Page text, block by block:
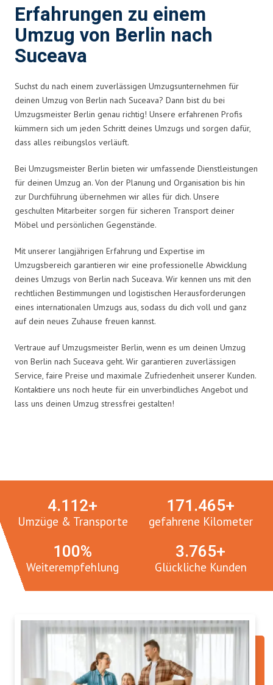
Erfahrungen zu einem
Umzug von Berlin nach
Suceava
Suchst du nach einem zuverlässigen Umzugsunternehmen für
deinen Umzug von Berlin nach Suceava? Dann bist du bei
Umzugsmeister Berlin genau richtig! Unsere erfahrenen Profis
kümmern sich um jeden Schritt deines Umzugs und sorgen dafür,
dass alles reibungslos verläuft.
Bei Umzugsmeister Berlin bieten wir umfassende Dienstleistungen
für deinen Umzug an. Von der Planung und Organisation bis hin
zur Durchführung übernehmen wir alles für dich. Unsere
geschulten Mitarbeiter sorgen für sicheren Transport deiner
Möbel und persönlichen Gegenstände.
Mit unserer langjährigen Erfahrung und Expertise im
Umzugsbereich garantieren wir eine professionelle Abwicklung
deines Umzugs von Berlin nach Suceava. Wir kennen uns mit den
rechtlichen Bestimmungen und logistischen Herausforderungen
eines internationalen Umzugs aus, sodass du dich voll und ganz
auf dein neues Zuhause freuen kannst.
Vertraue auf Umzugsmeister Berlin, wenn es um deinen Umzug
von Berlin nach Suceava geht. Wir garantieren zuverlässigen
Service, faire Preise und maximale Zufriedenheit unserer Kunden.
Kontaktiere uns noch heute für ein unverbindliches Angebot und
lass uns deinen Umzug stressfrei gestalten!
Umzüge & Transporte
4.112+
gefahrene Kilometer
171.465+
Weiterempfehlung
100%
Glückliche Kunden
3.765+